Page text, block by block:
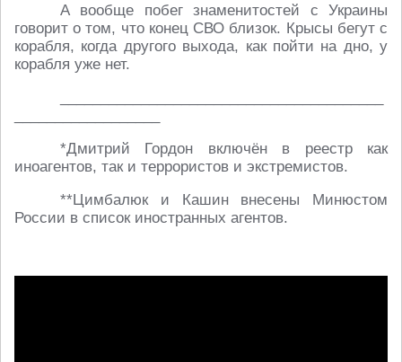
А вообще побег знаменитостей с Украины
говорит о том, что конец СВО близок. Крысы бегут с
корабля, когда другого выхода, как пойти на дно, у
корабля уже нет.
*Дмитрий Гордон включён в реестр как
иноагентов, так и террористов и экстремистов.
**Цимбалюк и Кашин внесены Минюстом
России в список иностранных агентов.